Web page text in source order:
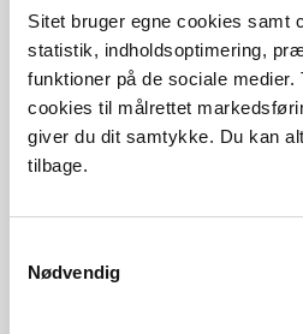
Sitet bruger egne cookies samt
statistik, indholdsoptimering,
funktioner på de sociale medier.
cookies til målrettet
giver du dit samtykke. Du kan
tilbage.
Nødvendig
P-plads til Naturstien
Plads til 2 biler, 1
P-plads lige ved